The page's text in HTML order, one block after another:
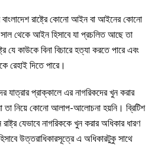
বাংলাদেশ রাষ্ট্রে কোনো আইন বা আইনের কোনো
থেকে আইন হিসাবে যা প্রচলিত আছে তা
যে কাউকে বিনা বিচারে হত্যা করতে পারে এবং
রেহাই দিতে পারে।
যাত্রার প্রাক্কালে এর নাগরিকদের খুন করার
তা নিয়ে কোনো আলাপ-আলোচনা হয়নি। ব্রিটিশ
রাষ্ট্র যেভাবে নাগরিককে খুন করার অধিকার ধারণ
উত্তরাধিকারসূত্রে এ অধিকারটুকু সাথে